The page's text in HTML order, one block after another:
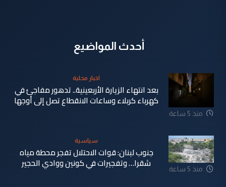
أحدث المواضيع
منذ 5 ساعة
اخبار محلية
بعد انتهاء الزيارة الأربعينية.. تدهور مفاجئ في
كهرباء كربلاء وساعات الانقطاع تصل إلى أوجها
منذ 5 ساعة
سياسية
جنوب لبنان: قوات الاحتلال تفجر محطة مياه
شقرا… وتفجيرات في كونين ووادي الحجير